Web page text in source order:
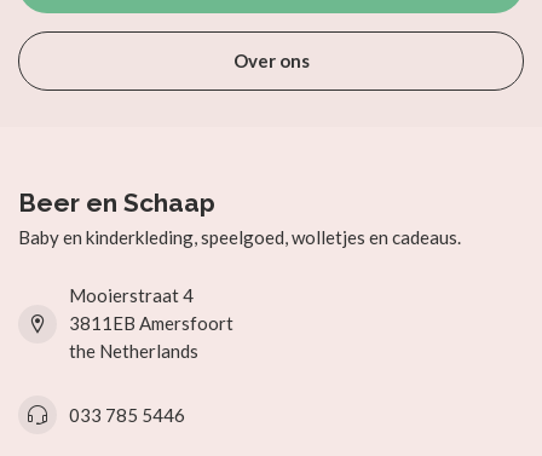
Over ons
Beer en Schaap
Baby en kinderkleding, speelgoed, wolletjes en cadeaus.
Mooierstraat 4
3811EB Amersfoort
the Netherlands
033 785 5446